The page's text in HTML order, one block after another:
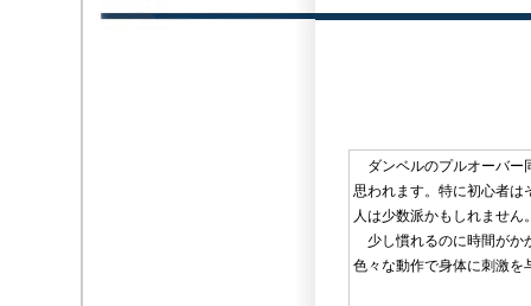
ダンベルのプルオーバー
思われます。特に初心者は
人は少数派かもしれません
少し慣れるのに時間がか
色々な動作で身体に刺激を